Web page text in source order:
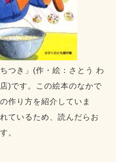
つき」(作・絵：さとう わ
)です。この絵本のなかで
作り方を紹介していま
ているため、読んだらお
。